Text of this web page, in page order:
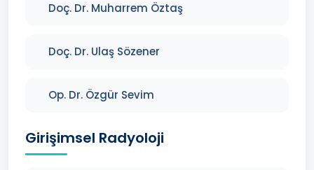
Doç. Dr. Muharrem Öztaş
Doç. Dr. Ulaş Sözener
Op. Dr. Özgür Sevim
Girişimsel Radyoloji